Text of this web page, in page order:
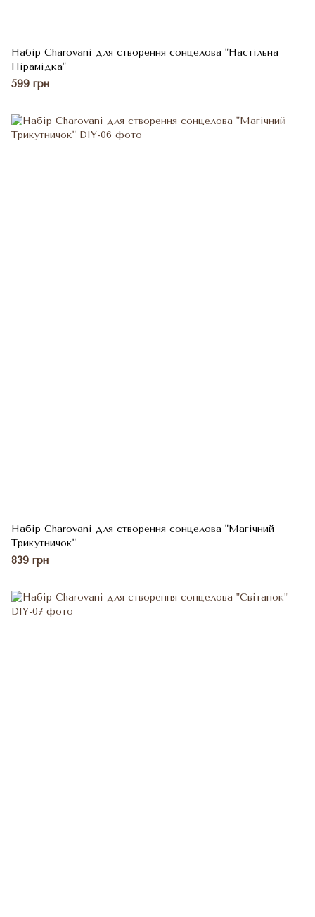
Набір Charovani для створення сонцелова "Настільна
Пірамідка"
599 грн
Набір Charovani для створення сонцелова "Магічний
Трикутничок"
839 грн